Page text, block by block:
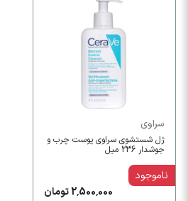
سراوی
ژل شستشوی سراوی پوست چرب و
جوشدار 236 میل
2,500,000 تومان
ناموجود